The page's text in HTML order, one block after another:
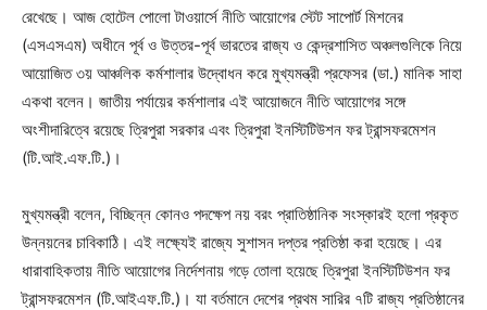
রেখেছে। আজ হোটেল পোলো টাওয়ার্সে নীতি আয়োগের স্টেট সাপোর্ট মিশনের
(এসএসএম) অধীনে পূর্ব ও উত্তর-পূর্ব ভারতের রাজ্য ও কেন্দ্রশাসিত অঞ্চলগুলিকে নিয়ে
আয়োজিত ৩য় আঞ্চলিক কর্মশালার উদ্বোধন করে মুখ্যমন্ত্রী প্রফেসর (ডা.) মানিক সাহা
একথা বলেন। জাতীয় পর্যায়ের কর্মশালার এই আয়োজনে নীতি আয়োগের সঙ্গে
অংশীদারিত্বে রয়েছে ত্রিপুরা সরকার এবং ত্রিপুরা ইনস্টিটিউশন ফর ট্রান্সফরমেশন
(টি.আই.এফ.টি.)।
মুখ্যমন্ত্রী বলেন, বিচ্ছিন্ন কোনও পদক্ষেপ নয় বরং প্রাতিষ্ঠানিক সংস্কারই হলো প্রকৃত
উন্নয়নের চাবিকাঠি। এই লক্ষ্যেই রাজ্যে সুশাসন দপ্তর প্রতিষ্ঠা করা হয়েছে। এর
ধারাবাহিকতায় নীতি আয়োগের নির্দেশনায় গড়ে তোলা হয়েছে ত্রিপুরা ইনস্টিটিউশন ফর
ট্রান্সফরমেশন (টি.আইএফ.টি.)। যা বর্তমানে দেশের প্রথম সারির ৭টি রাজ্য প্রতিষ্ঠানের